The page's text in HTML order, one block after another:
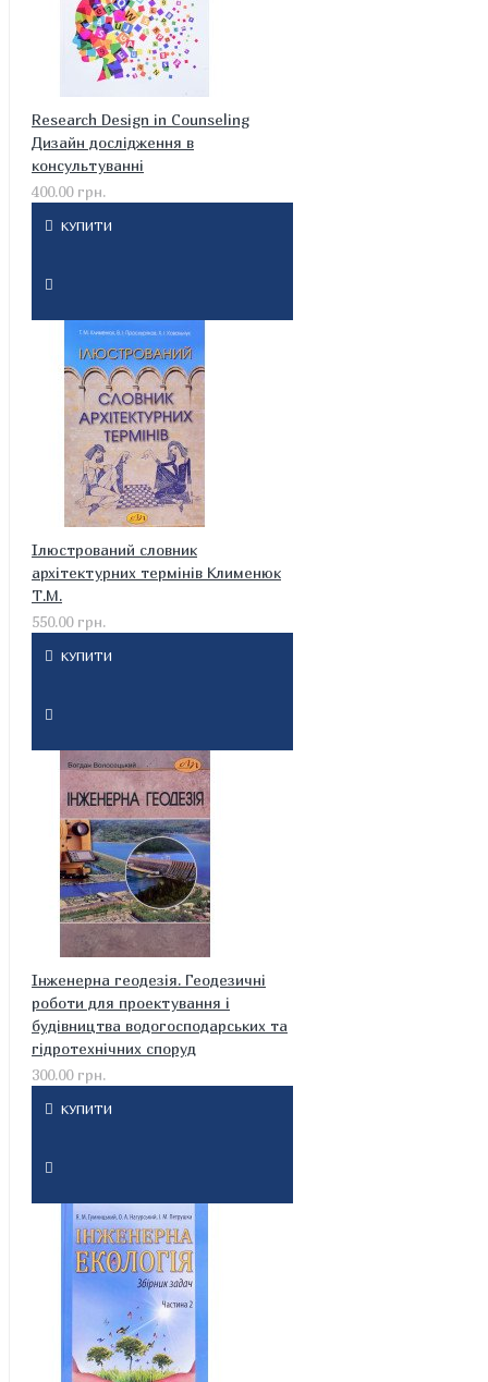
Research Design in Counseling
Дизайн дослідження в
консультуванні
400.00 грн.
КУПИТИ
Ілюстрований словник
архітектурних термінів Клименюк
Т.М.
550.00 грн.
КУПИТИ
Інженерна геодезія. Геодезичні
роботи для проектування і
будівництва водогосподарських та
гідротехнічних споруд
300.00 грн.
КУПИТИ